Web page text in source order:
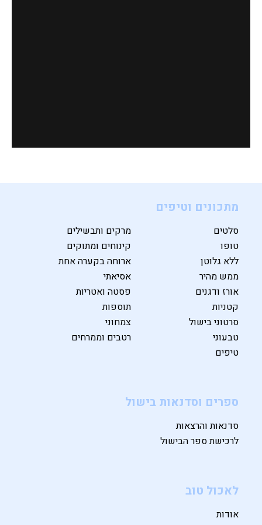
מתכונים וטיפים
סלטים
מרקים ותבשילים
טופו
קינוחים ומתוקים
ללא גלוטן
ארוחה בקערה אחת
ממש מהיר
אסיאתי
אורז ודגנים
פסטה ואטריות
קטניות
תוספות
סרטוני בישול
צמחוני
טבעוני
רטבים וממרחים
טיפים
ספרים וסדנאות בישול
סדנאות והרצאות
לרכישת ספר הבישול
לאכול טוב
אודות